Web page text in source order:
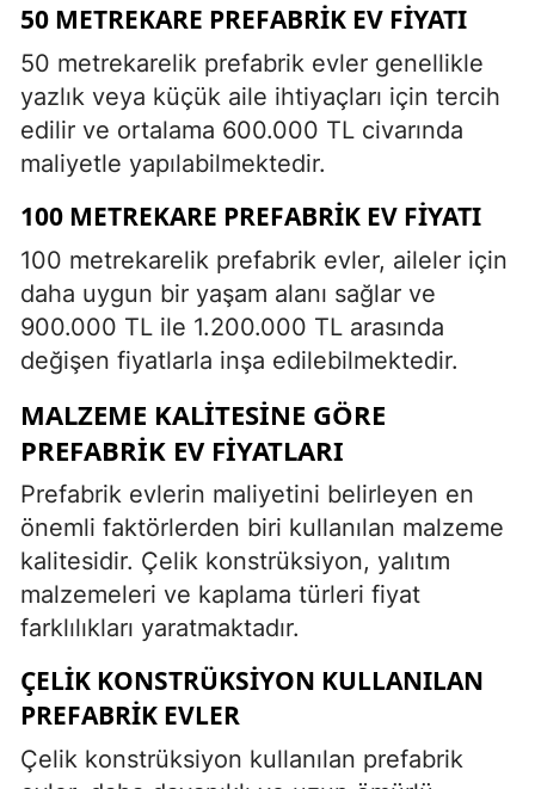
50 METREKARE PREFABRIK EV FIYATI
50 metrekarelik prefabrik evler genellikle
yazlık veya küçük aile ihtiyaçları için tercih
edilir ve ortalama 600.000 TL civarında
maliyetle yapılabilmektedir.
100 METREKARE PREFABRIK EV FIYATI
100 metrekarelik prefabrik evler, aileler için
daha uygun bir yaşam alanı sağlar ve
900.000 TL ile 1.200.000 TL arasında
değişen fiyatlarla inşa edilebilmektedir.
MALZEME KALITESINE GÖRE
PREFABRIK EV FIYATLARI
Prefabrik evlerin maliyetini belirleyen en
önemli faktörlerden biri kullanılan malzeme
kalitesidir. Çelik konstrüksiyon, yalıtım
malzemeleri ve kaplama türleri fiyat
farklılıkları yaratmaktadır.
ÇELIK KONSTRÜKSIYON KULLANILAN
PREFABRIK EVLER
Çelik konstrüksiyon kullanılan prefabrik